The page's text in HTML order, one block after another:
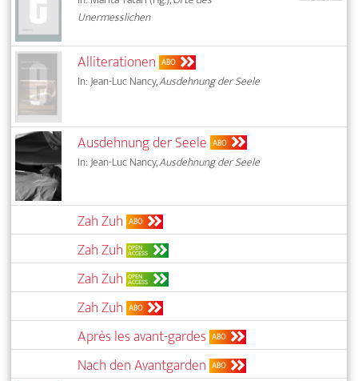
Unermesslichen
Alliterationen ABO
In: Jean-Luc Nancy,Ausdehnung der Seele
Ausdehnung der Seele ABO
In: Jean-Luc Nancy,Ausdehnung der Seele
Zah Zuh ABO
Zah Zuh OPEN
ACCESS
Zah Zuh OPEN
ACCESS
Zah Zuh ABO
Après les avant-gardes ABO
Nach den Avantgarden ABO